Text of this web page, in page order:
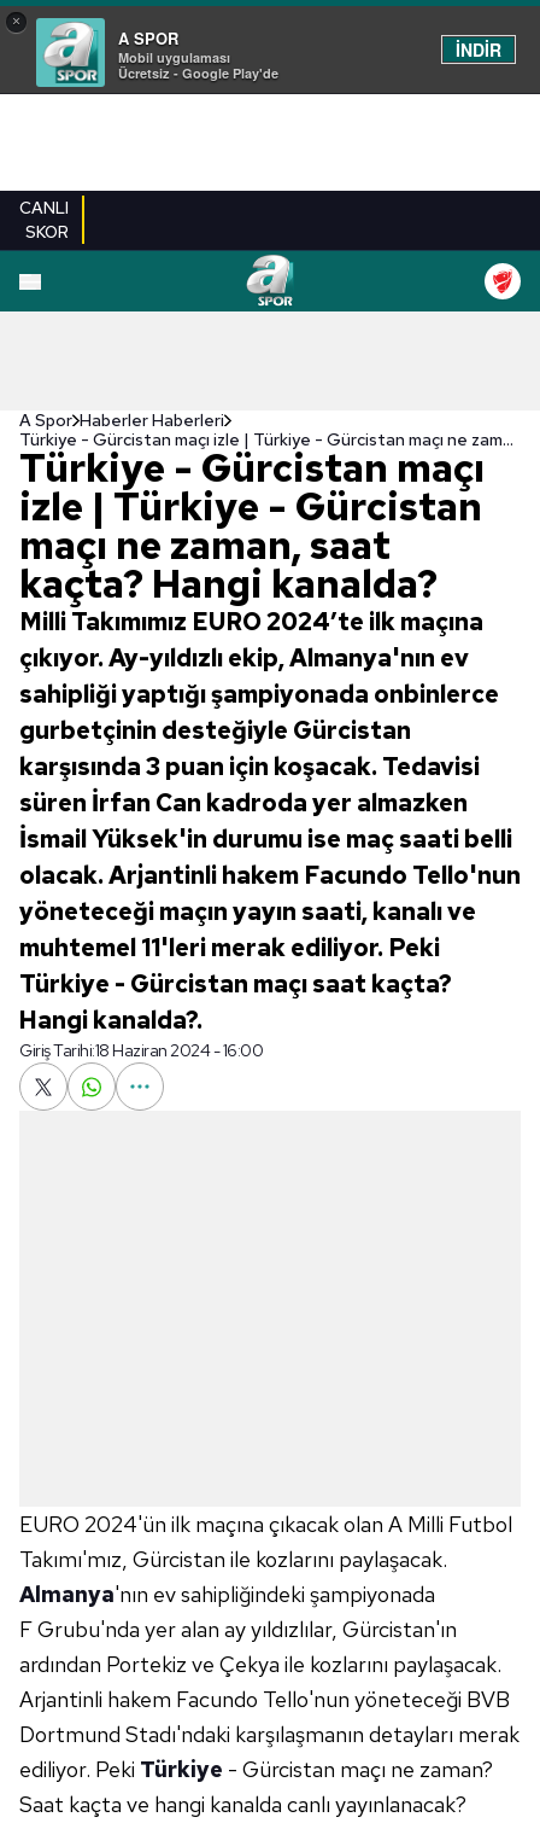
×
A SPOR
Mobil uygulaması
Ücretsiz - Google Play'de
İNDİR
CANLI
SKOR
A Spor Haberler Haberleri
Türkiye - Gürcistan maçı izle | Türkiye - Gürcistan maçı ne zaman, saat kaçta? Hangi kanalda?
Türkiye - Gürcistan maçı
izle | Türkiye - Gürcistan
maçı ne zaman, saat
kaçta? Hangi kanalda?
Milli Takımımız EURO 2024’te ilk maçına
çıkıyor. Ay-yıldızlı ekip, Almanya'nın ev
sahipliği yaptığı şampiyonada onbinlerce
gurbetçinin desteğiyle Gürcistan
karşısında 3 puan için koşacak. Tedavisi
süren İrfan Can kadroda yer almazken
İsmail Yüksek'in durumu ise maç saati belli
olacak. Arjantinli hakem Facundo Tello'nun
yöneteceği maçın yayın saati, kanalı ve
muhtemel 11'leri merak ediliyor. Peki
Türkiye - Gürcistan maçı saat kaçta?
Hangi kanalda?.
Giriş Tarihi:18 Haziran 2024 - 16:00
EURO 2024'ün ilk maçına çıkacak olan A Milli Futbol
Takımı'mız, Gürcistan ile kozlarını paylaşacak.
Almanya'nın ev sahipliğindeki şampiyonada
F Grubu'nda yer alan ay yıldızlılar, Gürcistan'ın
ardından Portekiz ve Çekya ile kozlarını paylaşacak.
Arjantinli hakem Facundo Tello'nun yöneteceği BVB
Dortmund Stadı'ndaki karşılaşmanın detayları merak
ediliyor. Peki Türkiye - Gürcistan maçı ne zaman?
Saat kaçta ve hangi kanalda canlı yayınlanacak?